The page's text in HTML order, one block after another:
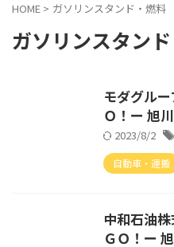
HOME > ガソリンスタンド・燃料
ガソリンスタン
モダグル
Ｏ！ー 旭
2023/8/2
自動車・運搬
中和石油
ＧＯ！ー